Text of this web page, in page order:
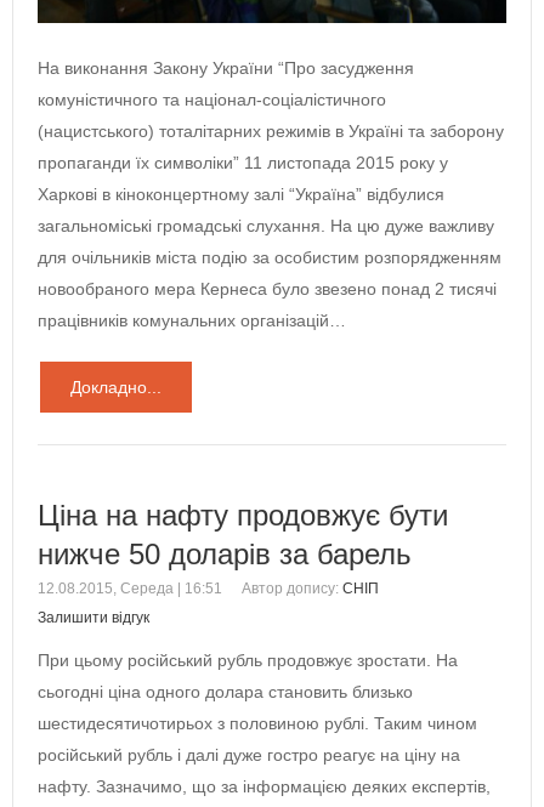
На виконання Закону України “Про засудження
комуністичного та націонал-соціалістичного
(нацистського) тоталітарних режимів в Україні та заборону
пропаганди їх символіки” 11 листопада 2015 року у
Харкові в кіноконцертному залі “Україна” відбулися
загальноміські громадські слухання. На цю дуже важливу
для очільників міста подію за особистим розпорядженням
новообраного мера Кернеса було звезено понад 2 тисячі
працівників комунальних організацій…
Докладно...
Ціна на нафту продовжує бути
нижче 50 доларів за барель
12.08.2015, Середа | 16:51 Автор допису: СНІП
Залишити відгук
При цьому російський рубль продовжує зростати. На
сьогодні ціна одного долара становить близько
шестидесятичотирьох з половиною рублі. Таким чином
російський рубль і далі дуже гостро реагує на ціну на
нафту. Зазначимо, що за інформацією деяких експертів,